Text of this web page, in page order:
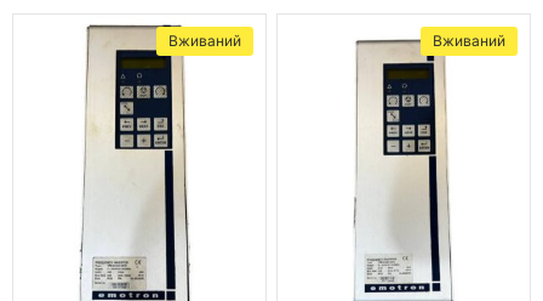
Вживаний Вживаний